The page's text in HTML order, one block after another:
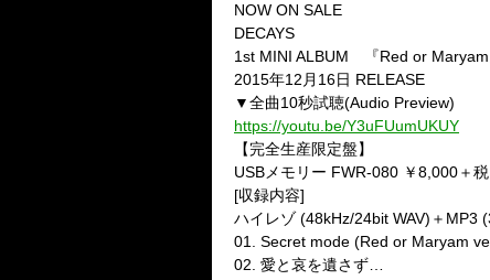
NOW ON SALE
DECAYS
1st MINI ALBUM 『Red or Maryam
2015年12月16日 RELEASE
▼全曲10秒試聴(Audio Preview)
https://youtu.be/Y3uFUumUKUY
【完全生産限定盤】
USBメモリー FWR-080 ￥8,000＋税
[収録内容]
ハイレゾ (48kHz/24bit WAV)＋MP3
01. Secret mode (Red or Maryam
02. 愛と哀を遺さず…